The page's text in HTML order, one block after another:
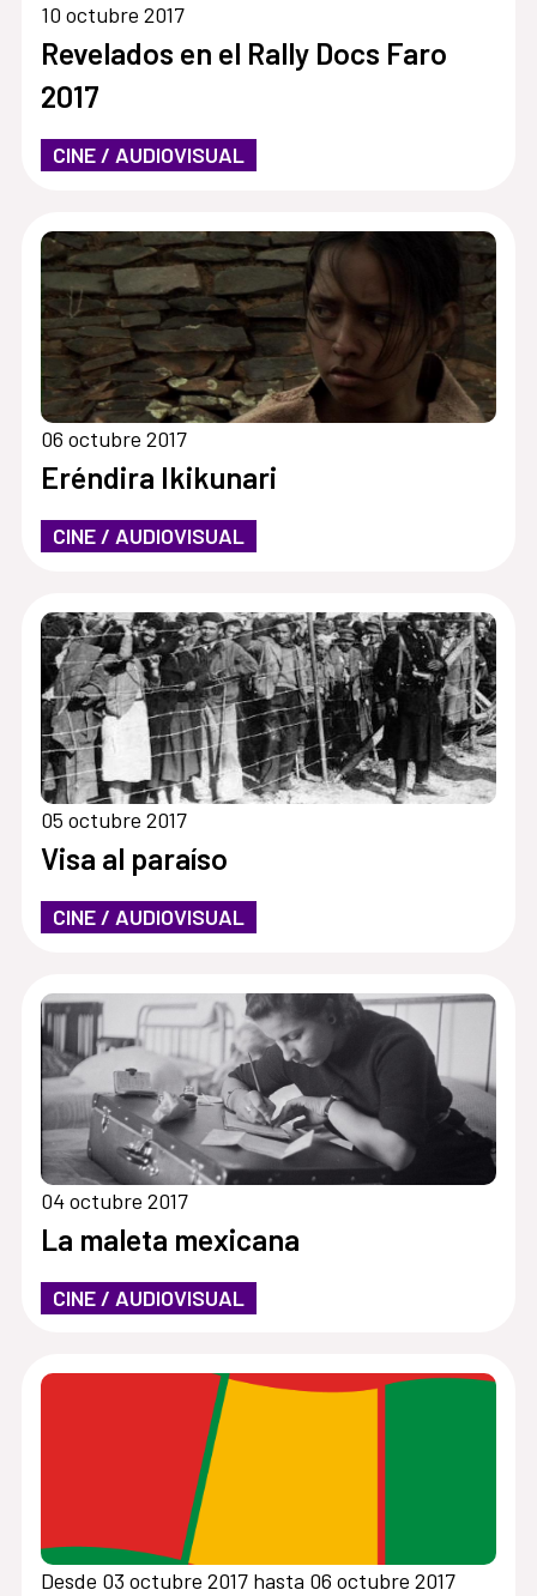
10 octubre 2017
Revelados en el Rally Docs Faro
2017
CINE / AUDIOVISUAL
06 octubre 2017
Eréndira Ikikunari
CINE / AUDIOVISUAL
05 octubre 2017
Visa al paraíso
CINE / AUDIOVISUAL
04 octubre 2017
La maleta mexicana
CINE / AUDIOVISUAL
Desde 03 octubre 2017 hasta 06 octubre 2017